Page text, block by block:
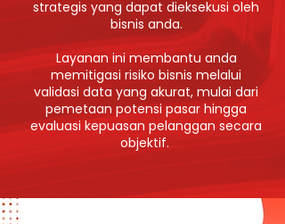
strategis yang dapat dieksekusi oleh
bisnis anda.
Layanan ini membantu anda
memitigasi risiko bisnis melalui
validasi data yang akurat, mulai dari
pemetaan potensi pasar hingga
evaluasi kepuasan pelanggan secara
objektif.